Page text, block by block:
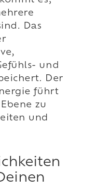
Das
und
Der
führt
zu
und